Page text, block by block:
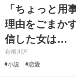
「ちょっと
理由をごまか
信した女は…
有栖川匠
#小説
#恋愛